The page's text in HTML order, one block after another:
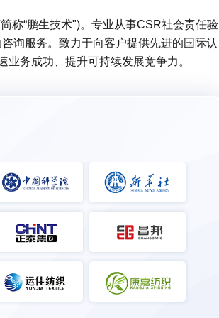
称“鹏生技术")。专业从事CSR社会责任验
询服务。致力于向客户提供先进的国际认
务成功、提升可持续发展竞争力。